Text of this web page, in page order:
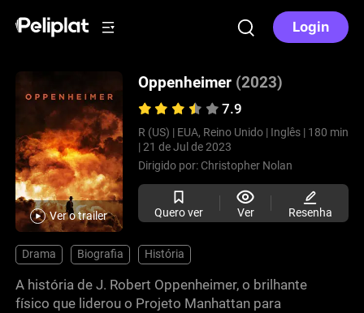
Login
Ver o trailer
Oppenheimer (2023)
7.9
R (US) | EUA, Reino Unido | Inglês | 180 min
| 21 de Jul de 2023
Dirigido por: Christopher Nolan
Quero ver Ver Resenha
Drama Biografia História
A história de J. Robert Oppenheimer, o brilhante
físico que liderou o Projeto Manhattan para